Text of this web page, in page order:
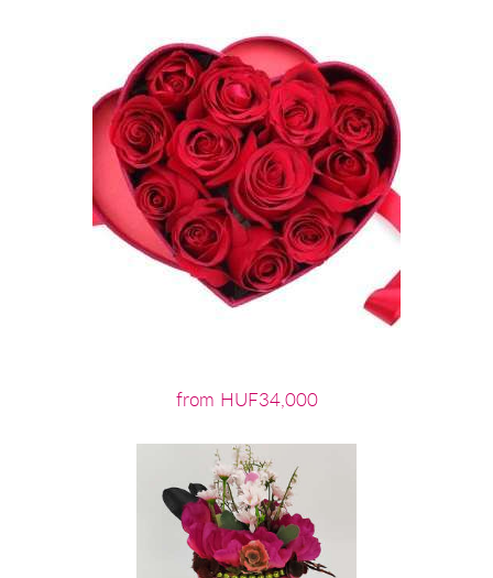
from HUF34,000